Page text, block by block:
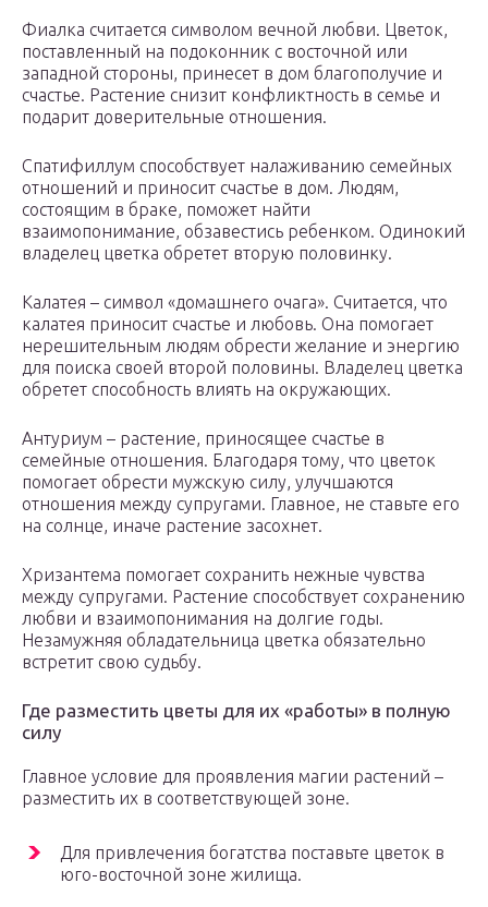
Фиалка считается символом вечной любви. Цветок,
поставленный на подоконник с восточной или
западной стороны, принесет в дом благополучие и
счастье. Растение снизит конфликтность в семье и
подарит доверительные отношения.
Спатифиллум способствует налаживанию семейных
отношений и приносит счастье в дом. Людям,
состоящим в браке, поможет найти
взаимопонимание, обзавестись ребенком. Одинокий
владелец цветка обретет вторую половинку.
Калатея – символ «домашнего очага». Считается, что
калатея приносит счастье и любовь. Она помогает
нерешительным людям обрести желание и энергию
для поиска своей второй половины. Владелец цветка
обретет способность влиять на окружающих.
Антуриум – растение, приносящее счастье в
семейные отношения. Благодаря тому, что цветок
помогает обрести мужскую силу, улучшаются
отношения между супругами. Главное, не ставьте его
на солнце, иначе растение засохнет.
Хризантема помогает сохранить нежные чувства
между супругами. Растение способствует сохранению
любви и взаимопонимания на долгие годы.
Незамужняя обладательница цветка обязательно
встретит свою судьбу.
Где разместить цветы для их «работы» в полную
силу
Главное условие для проявления магии растений –
разместить их в соответствующей зоне.
Для привлечения богатства поставьте цветок в
юго-восточной зоне жилища.